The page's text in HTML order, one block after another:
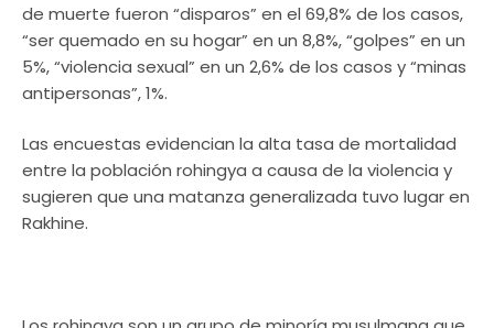
de muerte fueron “disparos” en el 69,8% de los casos,
“ser quemado en su hogar” en un 8,8%, “golpes” en un
5%, “violencia sexual” en un 2,6% de los casos y “minas
antipersonas”, 1%.
Las encuestas evidencian la alta tasa de mortalidad
entre la población rohingya a causa de la violencia y
sugieren que una matanza generalizada tuvo lugar en
Rakhine.